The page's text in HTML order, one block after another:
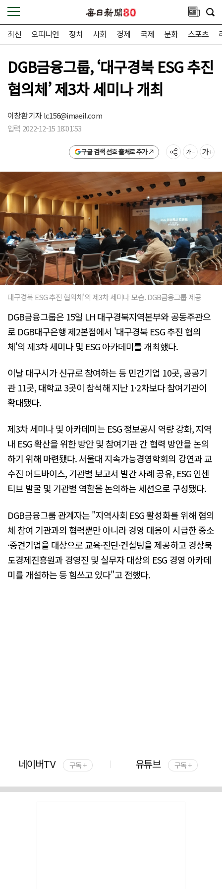
최신 오피니언 정치 사회 경제 국제 문화 스포츠
DGB금융그룹, ‘대구경북 ESG 추진
협의체’ 제3차 세미나 개최
이창환 기자lc156@imaeil.com
입력 2022-12-15 18:01:53
구글 검색 선호 출처로 추가
대구경북 ESG 추진 협의체'의 제3차 세미나 모습. DGB금융그룹 제공
DGB금융그룹은 15일 LH 대구경북지역본부와 공동주관으
로 DGB대구은행 제2본점에서 '대구경북 ESG 추진 협의
체'의 제3차 세미나 및 ESG 아카데미를 개최했다.
이날 대구시가 신규로 참여하는 등 민간기업 10곳, 공공기
관 11곳, 대학교 3곳이 참석해 지난 1·2차보다 참여기관이
확대됐다.
제3차 세미나 및 아카데미는 ESG 정보공시 역량 강화, 지역
내 ESG 확산을 위한 방안 및 참여기관 간 협력 방안을 논의
하기 위해 마련됐다. 서울대 지속가능경영학회의 강연과 교
수진 어드바이스, 기관별 보고서 발간 사례 공유, ESG 인센
티브 발굴 및 기관별 역할을 논의하는 세션으로 구성됐다.
DGB금융그룹 관계자는 "지역사회 ESG 활성화를 위해 협의
체 참여 기관과의 협력뿐만 아니라 경영 대응이 시급한 중소
·중견기업을 대상으로 교육·진단·컨설팅을 제공하고 경상북
도경제진흥원과 경영진 및 실무자 대상의 ESG 경영 아카데
미를 개설하는 등 힘쓰고 있다"고 전했다.
네이버TV 구독 + 유튜브 구독 +